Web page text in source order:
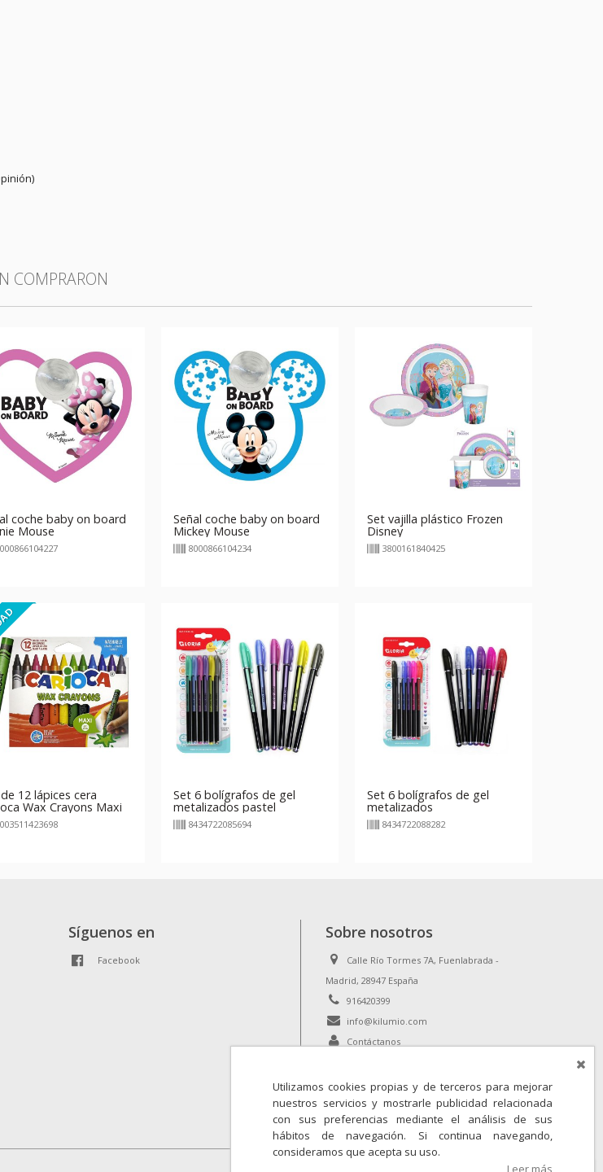
)
COMPRARON
coche baby on board
Mouse
Señal coche baby on board
Mickey Mouse
8000866104234
Set vajilla plástico Frozen
Disney
3800161840425
12 lápices cera
Wax Crayons Maxi
Set 6 bolígrafos de gel
metalizados pastel
8434722085694
Set 6 bolígrafos de gel
metalizados
8434722088282
Síguenos en
Facebook
Sobre nosotros
Calle Río Tormes 7A, Fuenlabrada -
Madrid, 28947 España
916420399
info@kilumio.com
Contáctanos
Utilizamos cookies propias y de terceros para mejorar
nuestros servicios y mostrarle publicidad relacionada
con sus preferencias mediante el análisis de sus
hábitos de navegación. Si continua navegando,
consideramos que acepta su uso.
Leer más